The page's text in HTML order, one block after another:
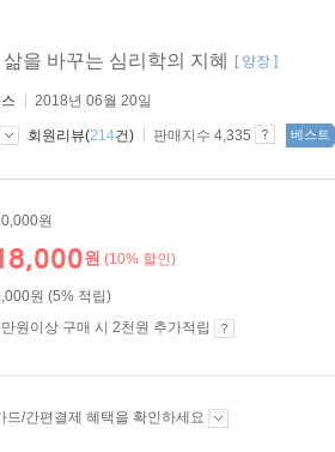
삶을 바꾸는 심리학의 지혜 [ 양장 ]
2018년 06월 20일
회원리뷰(214건) 판매지수 4,335 베스트
원
원 (10% 할인)
원 (5% 적립)
원이상 구매 시 2천원 추가적립
드/간편결제 혜택을 확인하세요